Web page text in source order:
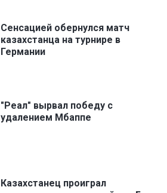
Сенсацией обернулся матч
казахстанца на турнире в
Германии
"Реал" вырвал победу с
удалением Мбаппе
Казахстанец проиграл